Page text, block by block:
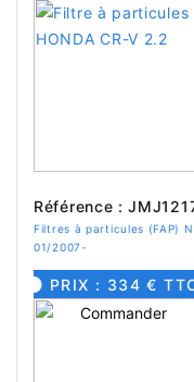
Référence :
Filtres à particules (FAP)
01/2007-
PRIX : 334 €